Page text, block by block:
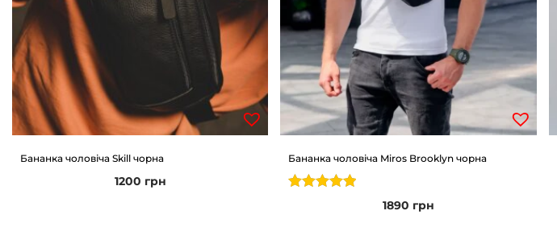
Бананка чоловіча Skill чорна
1200 грн
Бананка чоловіча Miros Brooklyn чорна
1890 грн